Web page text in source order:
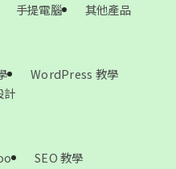
手提電腦 其他產品
WordPress 教學
計
SEO 教學